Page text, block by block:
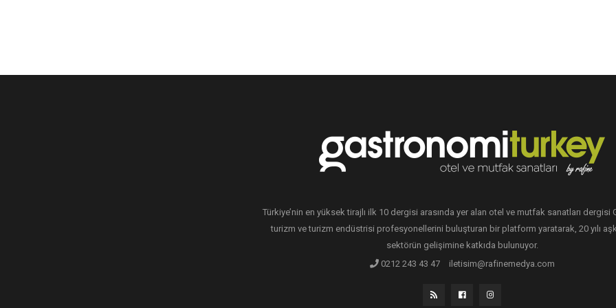
Türkiye’nin en yüksek tirajlı ilk 10 dergisi arasında yer alan otel ve mutfak sanatları dergisi
turizm ve turizm endüstrisi profesyonellerini buluşturan bir platform yaratarak, 20 yılı
sektörün gelişimine katkıda bulunuyor.
0212 243 43 47
iletisim@rafinemedya.com